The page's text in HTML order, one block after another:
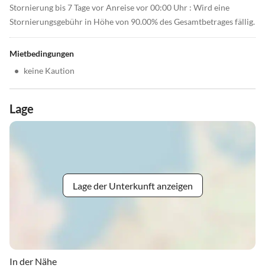
Stornierung bis 7 Tage vor Anreise vor 00:00 Uhr : Wird eine
Stornierungsgebühr in Höhe von 90.00% des Gesamtbetrages fällig.
Mietbedingungen
• keine Kaution
Lage
Lage der Unterkunft anzeigen
In der Nähe